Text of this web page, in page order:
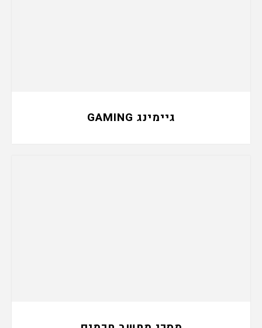
גיימינג GAMING